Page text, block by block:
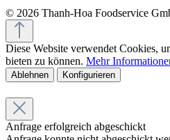
© 2026 Thanh-Hoa Foodservice
Diese Website verwendet Cookies,
bieten zu können. Mehr
Ablehnen Konfigurieren
Anfrage erfolgreich abgeschickt